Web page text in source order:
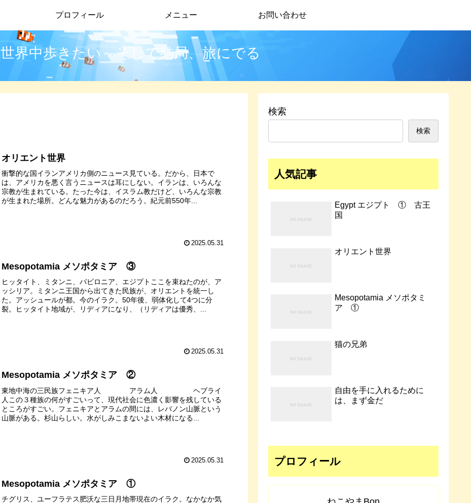
世界中歩きたい～そして結局、旅にでる
プロフィール メニュー お問い合わせ
オリエント世界
衝撃的な国イランアメリカ側のニュース見ている。だから、日本で
は、アメリカを悪く言うニュースは耳にしない。イランは、いろんな
宗教が生まれている。たった今は、イスラム教だけど、いろんな宗教
が生まれた場所。どんな魅力があるのだろう。紀元前550年...
2025.05.31
Mesopotamia メソポタミア ③
ヒッタイト、ミタンニ、バビロニア、エジプトここを束ねたのが、ア
ッシリア。ミタンニ王国から出てきた民族が、オリエントを統一し
た。アッシュールが都。今のイラク。50年後、弱体化して4つに分
裂。ヒッタイト地域が、リディアになり、（リディアは優秀、...
2025.05.31
Mesopotamia メソポタミア ②
東地中海の三民族フェニキア人 アラム人 ヘブライ
人この３種族の何がすごいって、現代社会に色濃く影響を残している
ところがすごい。フェニキアとアラムの間には、レバノン山脈という
山脈がある。杉山らしい。水がしみこまないよい木材になる...
2025.05.31
Mesopotamia メソポタミア ①
チグリス、ユーフラテス肥沃な三日月地帯現在のイラク。なかなか気
検索
検索
人気記事
Egypt エジプト ① 古王
国
オリエント世界
Mesopotamia メソポタミ
ア ①
猫の兄弟
自由を手に入れるために
は、まず金だ
プロフィール